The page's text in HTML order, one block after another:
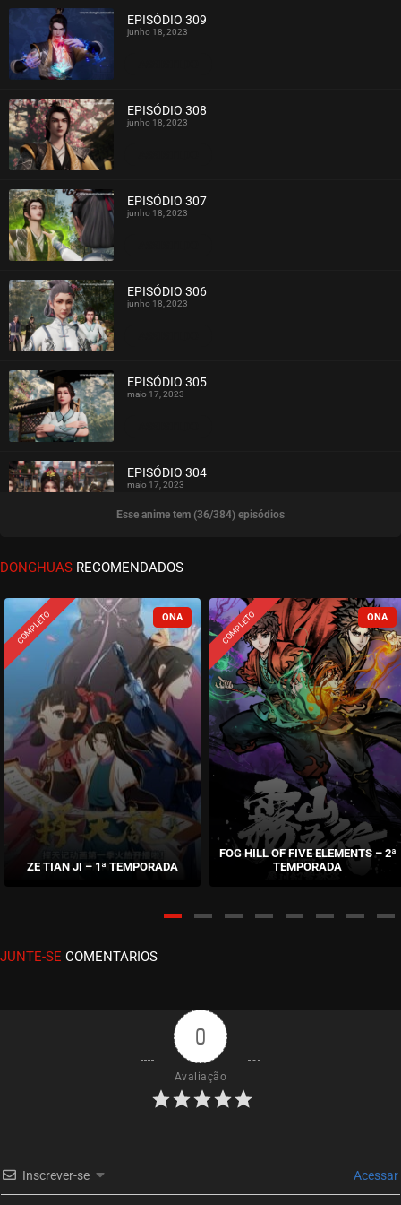
EPISÓDIO 309
junho 18, 2023
EPISÓDIO 308
junho 18, 2023
EPISÓDIO 307
junho 18, 2023
EPISÓDIO 306
junho 18, 2023
EPISÓDIO 305
maio 17, 2023
ASSISTIDO
EPISÓDIO 304
maio 17, 2023
ASSISTIDO
EPISÓDIO 303
ASSISTIDO
EPISÓDIO 302
maio 17, 2023
ASSISTIDO
EPISÓDIO 301
abril 12, 2023
EPISÓDIO 300
abril 12, 2023
ASSISTIDO
EPISÓDIO 298
abril 12, 2023
EPISÓDIO 297
EPISÓDIO 296
Esse anime tem (36/384) episódios
DONGHUAS RECOMENDADOS
COMPLETO
ZE TIAN JI – 1ª TEMPORADA
COMPLETO
FOG HILL OF FIVE ELEMENTS – 2ª
TEMPORADA
JUNTE-SE COMENTARIOS
0
Avaliação
Inscrever-se Acessar